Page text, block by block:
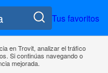
Tus favoritos
en Trovit, analizar el tráfico
Si continúas navegando o
mejorada.